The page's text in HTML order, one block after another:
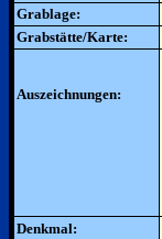
Grablage:
Grabstätte/Karte:
Auszeichnungen:
Denkmal: